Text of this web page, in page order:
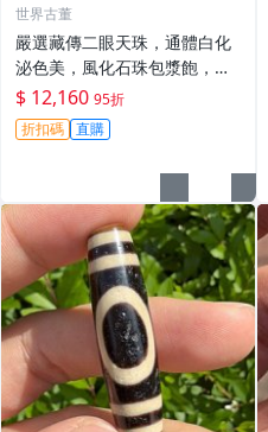
世界古董
嚴選藏傳二眼天珠，通體白化
泌色美，風化石珠包漿飽，手
工打磨具韻味 二眼天珠 白化
泓色
$ 12,160 95折
折扣碼 直購